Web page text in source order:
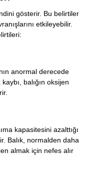
gösterir. Bu belirtiler
etkileyebilir.
anormal derecede
balığın oksijen
kapasitesini azalttığı
Balık, normalden daha
almak için nefes alır